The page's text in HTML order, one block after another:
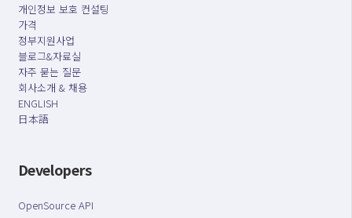
개인정보 보호 컨설팅
가격
정부지원사업
블로그&자료실
자주 묻는 질문
회사소개 & 채용
ENGLISH
日本語
Developers
OpenSource API